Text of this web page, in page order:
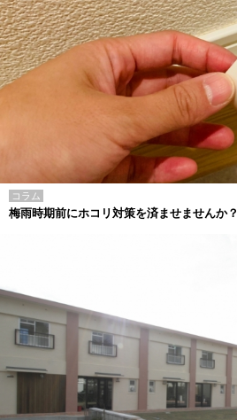
コラム
梅雨時期前にホコリ対策を済ませませんか？